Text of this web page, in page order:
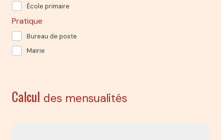
École primaire
Pratique
Bureau de poste
Mairie
Calcul des mensualités